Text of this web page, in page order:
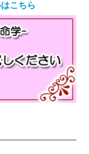
こちら